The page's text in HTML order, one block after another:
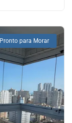
Pronto para Morar